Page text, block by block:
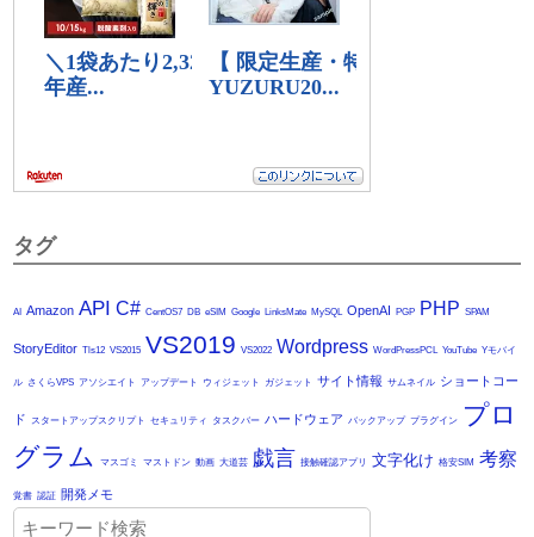
タグ
AI Amazon API C# CentOS7 DB eSIM Google LinksMate MySQL OpenAI PGP PHP SPAM
StoryEditor Tls12 VS2015 VS2019 VS2022 Wordpress WordPressPCL YouTube Yモバイ
ル さくらVPS アソシエイト アップデート ウィジェット ガジェット サイト情報 サムネイル ショートコー
ド スタートアップスクリプト セキュリティ タスクバー ハードウェア バックアップ プラグイン
プロ
グラム
マスゴミ マストドン 動画 大道芸 戯言 接触確認アプリ 文字化け 格安SIM 考察
覚書 認証 開発メモ